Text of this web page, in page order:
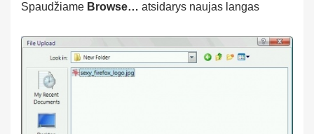
Spaudžiame Browse… atsidarys naujas langas